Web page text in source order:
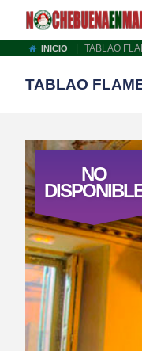
INICIO TABLAO
TABLAO
NO